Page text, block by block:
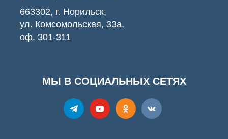
663302, г. Норильск,
ул. Комсомольская, 33а,
оф. 301-311
МЫ В СОЦИАЛЬНЫХ СЕТЯХ